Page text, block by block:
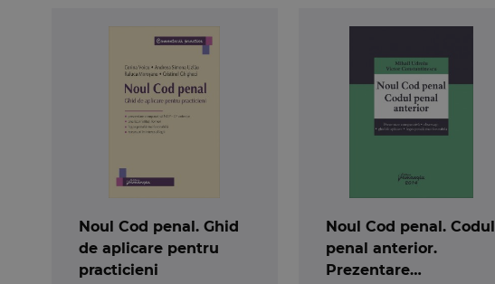
Noul Cod penal. Ghid
de aplicare pentru
practicieni
Noul Cod penal. Codul
penal anterior.
Prezentare